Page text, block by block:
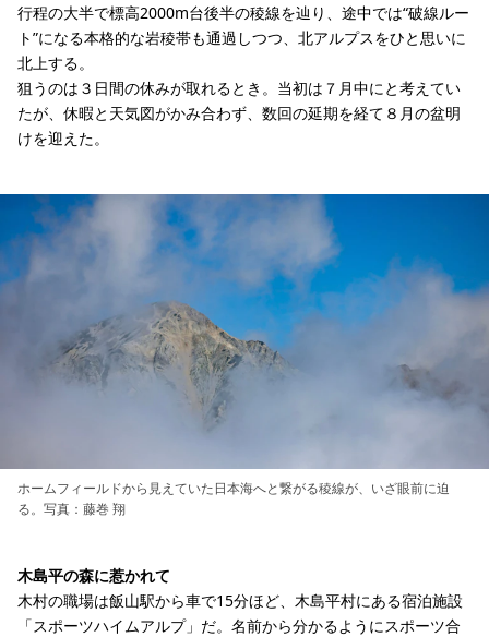
行程の大半で標高2000m台後半の稜線を辿り、途中では“破線ルー
ト”になる本格的な岩稜帯も通過しつつ、北アルプスをひと思いに
北上する。
狙うのは３日間の休みが取れるとき。当初は７月中にと考えてい
たが、休暇と天気図がかみ合わず、数回の延期を経て８月の盆明
けを迎えた。
ホームフィールドから見えていた日本海へと繋がる稜線が、いざ眼前に迫
る。写真：藤巻 翔
木島平の森に惹かれて
木村の職場は飯山駅から車で15分ほど、木島平村にある宿泊施設
「スポーツハイムアルプ」だ。名前から分かるようにスポーツ合